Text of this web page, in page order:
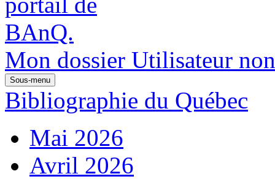
Mon dossier Utilisateur
Sous-menu
Bibliographie du Québec
Mai 2026
Avril 2026